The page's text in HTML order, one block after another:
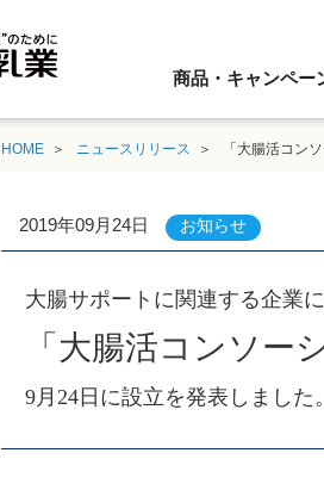
商品・キャンペー
HOME ニュースリリース 「大腸活コン
2019年09月24日 お知らせ
大腸サポートに関連する企業
「大腸活コンソー
9月24日に設立を発表しました。